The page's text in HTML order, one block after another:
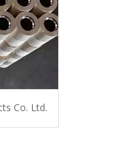
Co. Ltd.